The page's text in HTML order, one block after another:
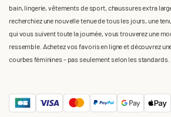
bain, lingerie, vêtements de sport, chaussures extra
recherchiez une nouvelle tenue de tous les jours, une
qui vous suivent toute la journée, vous trouverez une
ressemble. Achetez vos favoris en ligne et découvrez
courbes féminines – pas seulement selon les standards.